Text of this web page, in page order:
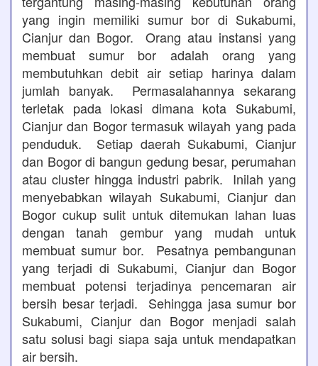
yang ingin memiliki sumur bor di Sukabumi,
Cianjur dan Bogor. Orang atau instansi yang
membuat sumur bor adalah orang yang
membutuhkan debit air setiap harinya dalam
jumlah banyak. Permasalahannya sekarang
terletak pada lokasi dimana kota Sukabumi,
Cianjur dan Bogor termasuk wilayah yang pada
penduduk. Setiap daerah Sukabumi, Cianjur
dan Bogor di bangun gedung besar, perumahan
atau cluster hingga industri pabrik. Inilah yang
menyebabkan wilayah Sukabumi, Cianjur dan
Bogor cukup sulit untuk ditemukan lahan luas
dengan tanah gembur yang mudah untuk
membuat sumur bor. Pesatnya pembangunan
yang terjadi di Sukabumi, Cianjur dan Bogor
membuat potensi terjadinya pencemaran air
bersih besar terjadi. Sehingga jasa sumur bor
Sukabumi, Cianjur dan Bogor menjadi salah
satu solusi bagi siapa saja untuk mendapatkan
air bersih.